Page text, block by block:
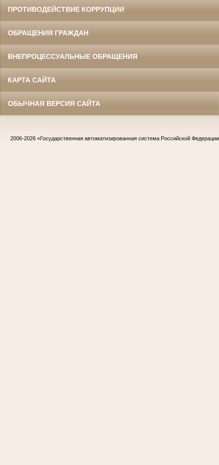
ПРОТИВОДЕЙСТВИЕ КОРРУПЦИИ
ОБРАЩЕНИЯ ГРАЖДАН
ВНЕПРОЦЕССУАЛЬНЫЕ ОБРАЩЕНИЯ
КАРТА САЙТА
ОБЫЧНАЯ ВЕРСИЯ САЙТА
2006-2026 «Государственная автоматизированная система Российской